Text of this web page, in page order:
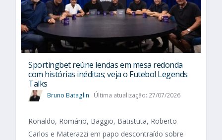
Sportingbet reúne lendas em mesa redonda
com histórias inéditas; veja o Futebol Legends
Talks
Bruno Bataglin Última atualização: 27/07/2026
Ronaldo, Romário, Baggio, Batistuta, Roberto
Carlos e Materazzi em papo descontraído sobre